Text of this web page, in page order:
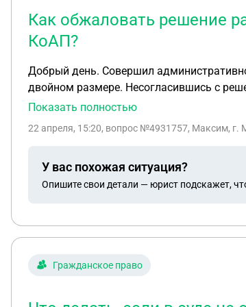
Как обжаловать решение
КоАП?
Добрый день. Совершил
двойном размере. Несогласившись с решением судьи, подал жалобу в вышестоящий
удовлетворения и подтвердил правильность
руки спустя 2 месяца после его
Показать полностью
22 апреля, 15:20, вопрос №4931757, Максим, г.
У вас похожая ситуация?
Опишите свои детали — юрист подскажет,
Гражданское право